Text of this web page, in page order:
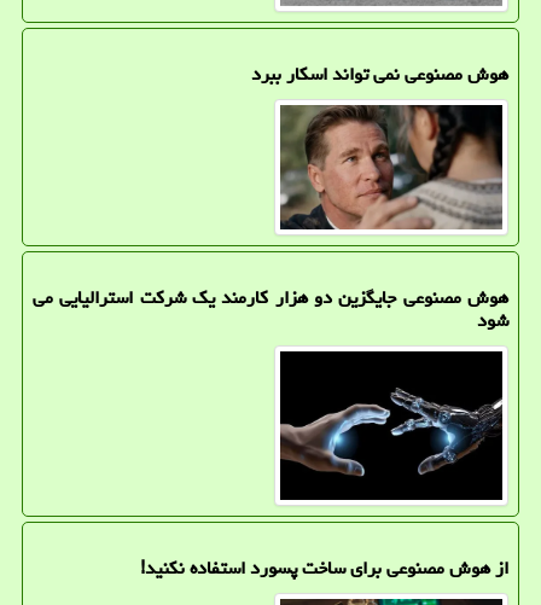
هوش مصنوعی نمی تواند اسکار ببرد
هوش مصنوعی جایگزین دو هزار کارمند یک شرکت استرالیایی می
شود
از هوش مصنوعی برای ساخت پسورد استفاده نکنید!